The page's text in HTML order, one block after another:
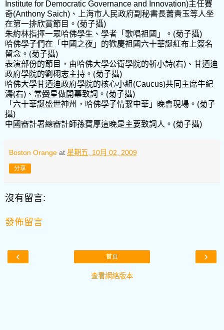
Institute for Democratic Governance and Innovation)主任賽
奇(Anthony Saich)、上海市人民政府副秘書長蕭貴玉等人坐
在第一排欣賞節目。(菊子攝)
朱約林指揮一眾哈佛學生、學者「歌唱祖國」。(菊子攝)
哈佛學子們在「中國之夜」的歡慶祖國六十華誕紅布上簽名
留念。(菊子攝)
表演部份的節目，由哈佛大學公衛學院的靳小詩(右)、甘迺迪
政府學院的劉栩志主持。(菊子攝)
哈佛大學甘迺迪政府學院的核心小組(Caucus)共同主席牛紀
濤(右)、常黌星做開幕致詞。(菊子攝)
「六十華誕盛世神州，哈佛學子情繫中華」晚會現場。(菊子
攝)
中國審計署總審計師孫寶厚這晚是主要致詞人。(菊子攝)
Boston Orange at 星期五, 10月 02, 2009
分享
沒有留言:
發佈留言
‹ ›
首頁
查看網絡版本